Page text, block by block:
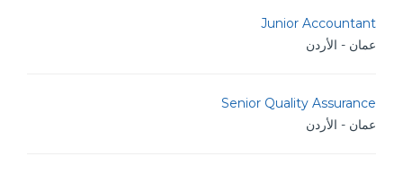
Junior Accountant
عمان - الأردن
Senior Quality Assurance
عمان - الأردن